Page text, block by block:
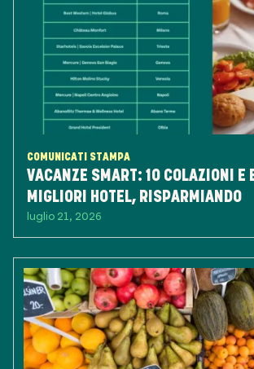
COMUNICATI STAMPA
VACANZE SMART: 10 COLAZIONI E
MIGLIORI HOTEL, RISPARMIANDO
luglio 21, 2026